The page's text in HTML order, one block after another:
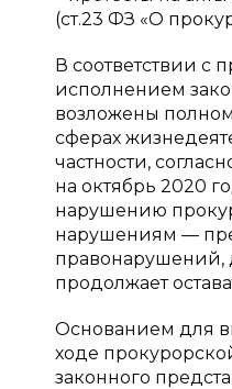
(ст.23 ФЗ «О
В соответствии с
исполнением
возложены
сферах
частности,
на октябрь 2020
нарушению
нарушениям —
правонарушений,
продолжает
Основанием для
ходе
законного